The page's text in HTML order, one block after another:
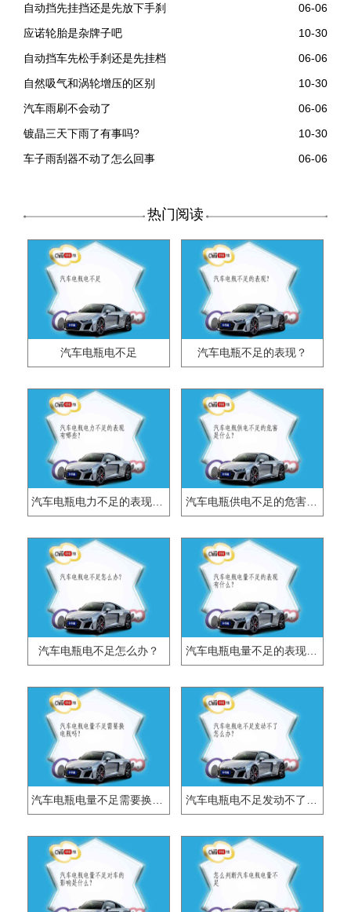
自动挡先挂挡还是先放下手刹
06-06
应诺轮胎是杂牌子吧
10-30
自动挡车先松手刹还是先挂档
06-06
自然吸气和涡轮增压的区别
10-30
汽车雨刷不会动了
06-06
镀晶三天下雨了有事吗?
10-30
车子雨刮器不动了怎么回事
06-06
热门阅读
汽车电瓶电不足 汽车电瓶不足的表现？
汽车电瓶供电不足的危害是什么？
汽车电瓶电不足怎么办？ 汽车电瓶电量不足的表现有什么？